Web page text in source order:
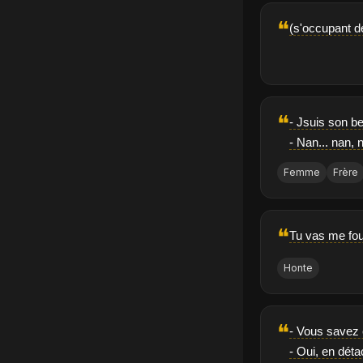
❝(s'occupant
❝- Jsuis son
- Nan... nan,
Femme Frère
❝Tu vas me
Honte
❝- Vous savez
- Oui, en